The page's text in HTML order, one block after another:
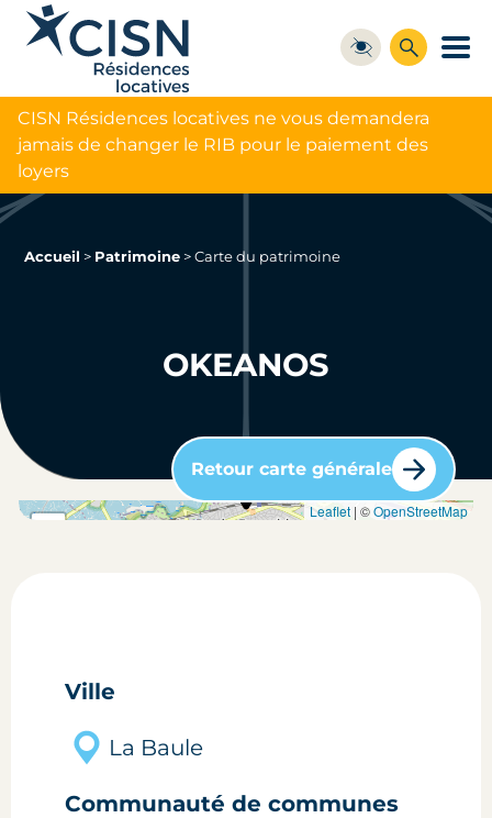
CISN Résidences locatives ne vous demandera
jamais de changer le RIB pour le paiement des
loyers
Accueil > Patrimoine >Carte du patrimoine
OKEANOS
carte situation du bien Leaflet| ©OpenStreetMap
Retour carte générale
Ville
La Baule
Communauté de communes